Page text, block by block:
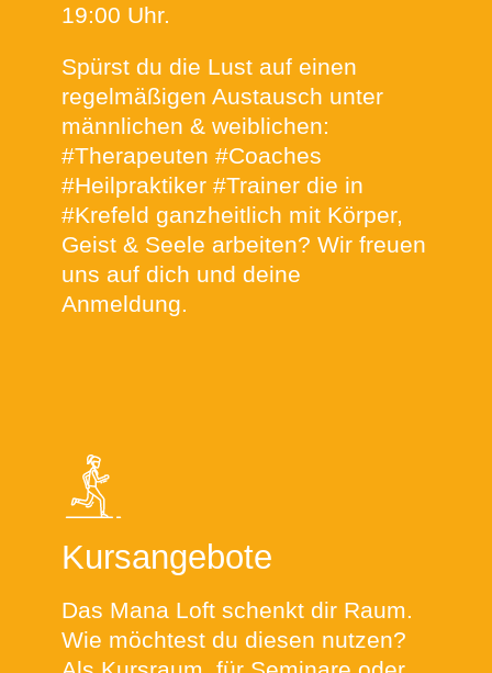
19:00 Uhr.
Spürst du die Lust auf einen
regelmäßigen Austausch unter
männlichen & weiblichen:
#Therapeuten #Coaches
#Heilpraktiker #Trainer die in
#Krefeld ganzheitlich mit Körper,
Geist & Seele arbeiten? Wir freuen
uns auf dich und deine
Anmeldung.
Kursangebote
Das Mana Loft schenkt dir Raum.
Wie möchtest du diesen nutzen?